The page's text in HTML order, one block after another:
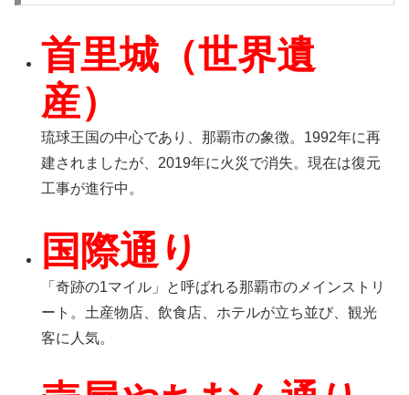
首里城（世界遺
産）
琉球王国の中心であり、那覇市の象徴。1992年に再
建されましたが、2019年に火災で消失。現在は復元
工事が進行中。
国際通り
「奇跡の1マイル」と呼ばれる那覇市のメインストリ
ート。土産物店、飲食店、ホテルが立ち並び、観光
客に人気。